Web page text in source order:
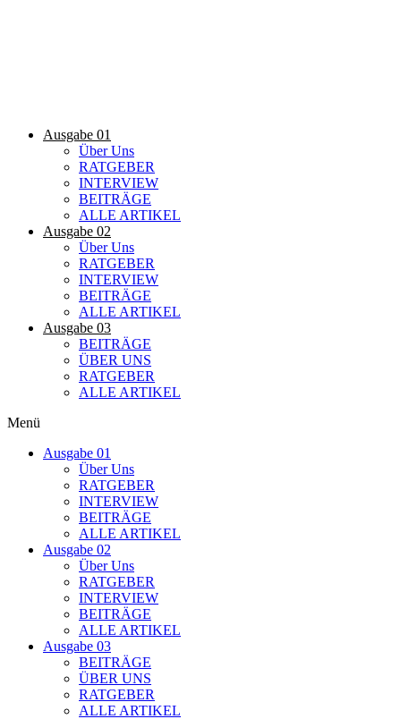
Ausgabe 01
Über Uns
RATGEBER
INTERVIEW
BEITRÄGE
ALLE ARTIKEL
Ausgabe 02
Über Uns
RATGEBER
INTERVIEW
BEITRÄGE
ALLE ARTIKEL
Ausgabe 03
BEITRÄGE
ÜBER UNS
RATGEBER
ALLE ARTIKEL
Menü
Ausgabe 01
Über Uns
RATGEBER
INTERVIEW
BEITRÄGE
ALLE ARTIKEL
Ausgabe 02
Über Uns
RATGEBER
INTERVIEW
BEITRÄGE
ALLE ARTIKEL
Ausgabe 03
BEITRÄGE
ÜBER UNS
RATGEBER
ALLE ARTIKEL